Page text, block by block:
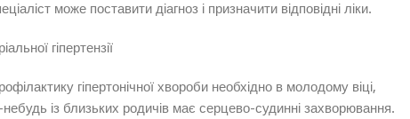
може поставити діагноз і призначити відповідні ліки.
гіпертензії
гіпертонічної хвороби необхідно в молодому віці,
із близьких родичів має серцево-судинні захворювання.